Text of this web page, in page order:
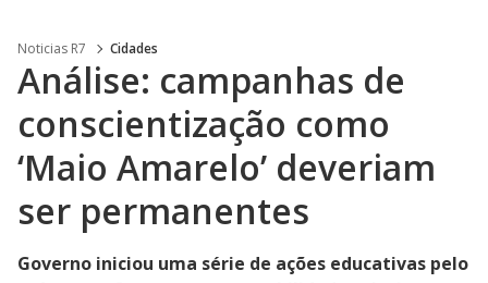
Noticias R7 Cidades
Análise: campanhas de
conscientização como
‘Maio Amarelo’ deveriam
ser permanentes
Governo iniciou uma série de ações educativas pelo